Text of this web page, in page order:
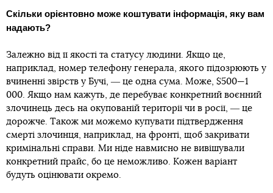
Скільки орієнтовно може коштувати інформація, яку вам
надають?
Залежно від її якості та статусу людини. Якщо це,
наприклад, номер телефону генерала, якого підозрюють у
вчиненні звірств у Бучі, ― це одна сума. Може, $500—1
000. Якщо нам кажуть, де перебуває конкретний воєнний
злочинець десь на окупованій території чи в росії, ― це
дорожче. Також ми можемо купувати підтвердження
смерті злочинця, наприклад, на фронті, щоб закривати
кримінальні справи. Ми ніде навмисно не вивішували
конкретний прайс, бо це неможливо. Кожен варіант
будуть оцінювати окремо.